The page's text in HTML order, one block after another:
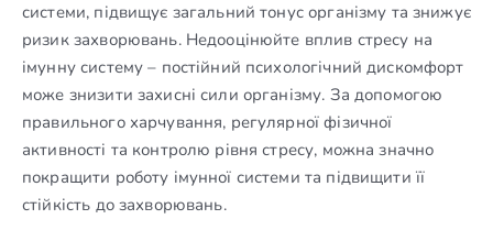
системи, підвищує загальний тонус організму та знижує
ризик захворювань. Недооцінюйте вплив стресу на
імунну систему – постійний психологічний дискомфорт
може знизити захисні сили організму. За допомогою
правильного харчування, регулярної фізичної
активності та контролю рівня стресу, можна значно
покращити роботу імунної системи та підвищити її
стійкість до захворювань.